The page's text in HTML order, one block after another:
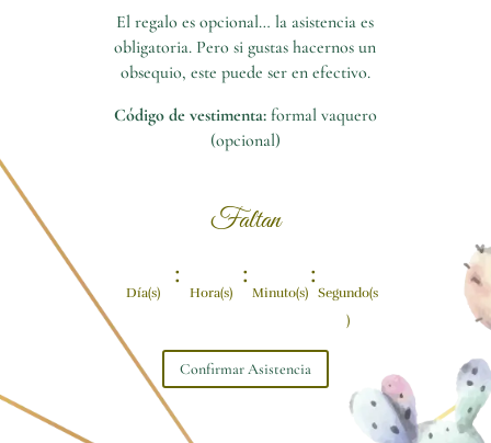
Faltan
Día(s)
:
Hora(s)
:
Minuto(s)
:
Segundo(s
)
Confirmar Asistencia
El regalo es opcional… la asistencia es
obligatoria. Pero si gustas hacernos un
obsequio, este puede ser en efectivo.
Código de vestimenta:formal vaquero
(opcional)